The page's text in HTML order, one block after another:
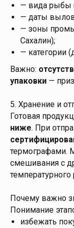
— вида рыбы
— даты
— зоны
Сахалин);
— категории
Важно:
упаковки —
5. Хранение и
Готовая
ниже. При
термографами.
смешивания с
Почему важно
Понимание
избежать